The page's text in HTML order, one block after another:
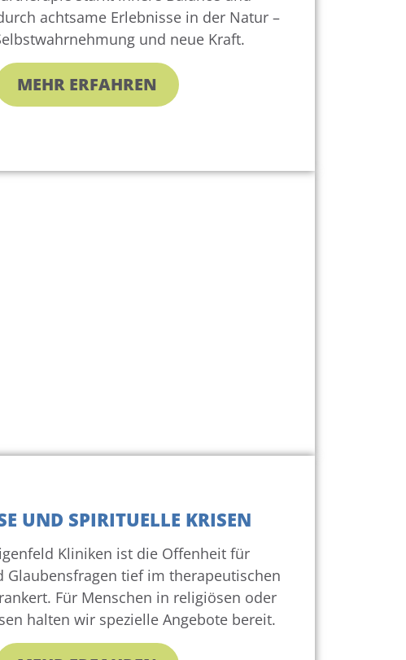
achtsame Erlebnisse in der Natur –
und neue Kraft.
MEHR ERFAHREN
UND SPIRITUELLE KRISEN
Kliniken ist die Offenheit für
Glaubensfragen tief im therapeutischen
Für Menschen in religiösen oder
halten wir spezielle Angebote bereit.